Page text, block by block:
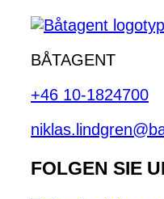
BÅTAGENT
+46 10-1824700
FOLGEN SIE